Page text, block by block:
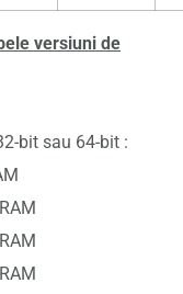
versiuni de
bit sau 64-bit :